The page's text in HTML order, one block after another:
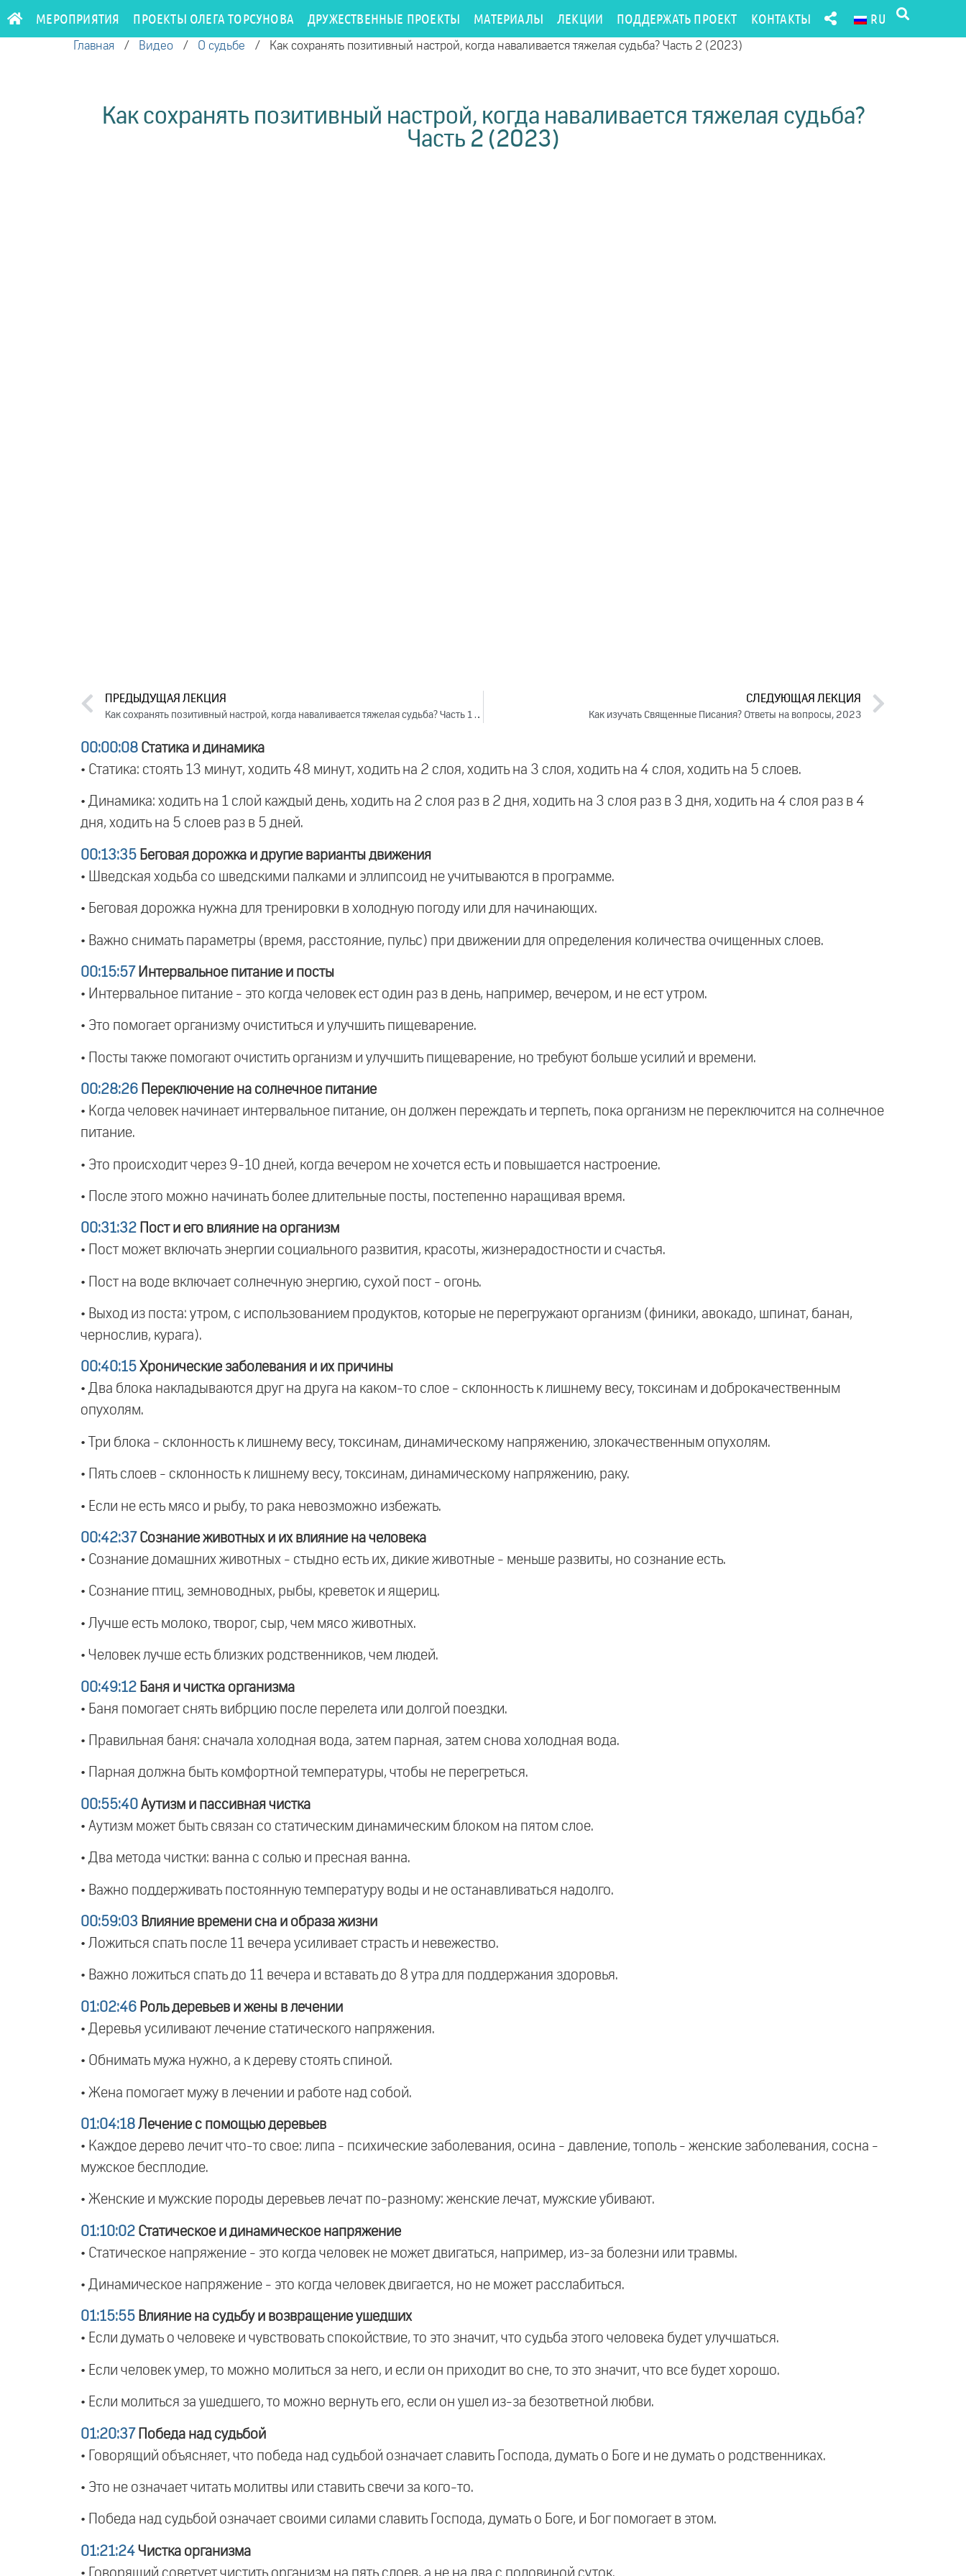
МЕРОПРИЯТИЯ ПРОЕКТЫ ОЛЕГА ТОРСУНОВА ДРУЖЕСТВЕННЫЕ ПРОЕКТЫ МАТЕРИАЛЫ ЛЕКЦИИ ПОДДЕРЖАТЬ ПРОЕКТ КОНТАКТЫ RU
Главная / Видео / О судьбе / Как сохранять позитивный настрой, когда наваливается тяжелая судьба? Часть 2 (2023)
Как сохранять позитивный настрой, когда наваливается тяжелая судьба?
Часть 2 (2023)
ПРЕДЫДУЩАЯ ЛЕКЦИЯ
Как сохранять позитивный настрой, когда наваливается тяжелая судьба? Часть 1 (2023)
СЛЕДУЮЩАЯ ЛЕКЦИЯ
Как изучать Священные Писания? Ответы на вопросы, 2023
00:00:08 Статика и динамика
• Статика: стоять 13 минут, ходить 48 минут, ходить на 2 слоя, ходить на 3 слоя, ходить на 4 слоя, ходить на 5 слоев.
• Динамика: ходить на 1 слой каждый день, ходить на 2 слоя раз в 2 дня, ходить на 3 слоя раз в 3 дня, ходить на 4 слоя раз в 4
дня, ходить на 5 слоев раз в 5 дней.
00:13:35 Беговая дорожка и другие варианты движения
• Шведская ходьба со шведскими палками и эллипсоид не учитываются в программе.
• Беговая дорожка нужна для тренировки в холодную погоду или для начинающих.
• Важно снимать параметры (время, расстояние, пульс) при движении для определения количества очищенных слоев.
00:15:57 Интервальное питание и посты
• Интервальное питание - это когда человек ест один раз в день, например, вечером, и не ест утром.
• Это помогает организму очиститься и улучшить пищеварение.
• Посты также помогают очистить организм и улучшить пищеварение, но требуют больше усилий и времени.
00:28:26 Переключение на солнечное питание
• Когда человек начинает интервальное питание, он должен переждать и терпеть, пока организм не переключится на солнечное
питание.
• Это происходит через 9-10 дней, когда вечером не хочется есть и повышается настроение.
• После этого можно начинать более длительные посты, постепенно наращивая время.
00:31:32 Пост и его влияние на организм
• Пост может включать энергии социального развития, красоты, жизнерадостности и счастья.
• Пост на воде включает солнечную энергию, сухой пост - огонь.
• Выход из поста: утром, с использованием продуктов, которые не перегружают организм (финики, авокадо, шпинат, банан,
чернослив, курага).
00:40:15 Хронические заболевания и их причины
• Два блока накладываются друг на друга на каком-то слое - склонность к лишнему весу, токсинам и доброкачественным
опухолям.
• Три блока - склонность к лишнему весу, токсинам, динамическому напряжению, злокачественным опухолям.
• Пять слоев - склонность к лишнему весу, токсинам, динамическому напряжению, раку.
• Если не есть мясо и рыбу, то рака невозможно избежать.
00:42:37 Сознание животных и их влияние на человека
• Сознание домашних животных - стыдно есть их, дикие животные - меньше развиты, но сознание есть.
• Сознание птиц, земноводных, рыбы, креветок и ящериц.
• Лучше есть молоко, творог, сыр, чем мясо животных.
• Человек лучше есть близких родственников, чем людей.
00:49:12 Баня и чистка организма
• Баня помогает снять вибрцию после перелета или долгой поездки.
• Правильная баня: сначала холодная вода, затем парная, затем снова холодная вода.
• Парная должна быть комфортной температуры, чтобы не перегреться.
00:55:40 Аутизм и пассивная чистка
• Аутизм может быть связан со статическим динамическим блоком на пятом слое.
• Два метода чистки: ванна с солью и пресная ванна.
• Важно поддерживать постоянную температуру воды и не останавливаться надолго.
00:59:03 Влияние времени сна и образа жизни
• Ложиться спать после 11 вечера усиливает страсть и невежество.
• Важно ложиться спать до 11 вечера и вставать до 8 утра для поддержания здоровья.
01:02:46 Роль деревьев и жены в лечении
• Деревья усиливают лечение статического напряжения.
• Обнимать мужа нужно, а к дереву стоять спиной.
• Жена помогает мужу в лечении и работе над собой.
01:04:18 Лечение с помощью деревьев
• Каждое дерево лечит что-то свое: липа - психические заболевания, осина - давление, тополь - женские заболевания, сосна -
мужское бесплодие.
• Женские и мужские породы деревьев лечат по-разному: женские лечат, мужские убивают.
01:10:02 Статическое и динамическое напряжение
• Статическое напряжение - это когда человек не может двигаться, например, из-за болезни или травмы.
• Динамическое напряжение - это когда человек двигается, но не может расслабиться.
01:15:55 Влияние на судьбу и возвращение ушедших
• Если думать о человеке и чувствовать спокойствие, то это значит, что судьба этого человека будет улучшаться.
• Если человек умер, то можно молиться за него, и если он приходит во сне, то это значит, что все будет хорошо.
• Если молиться за ушедшего, то можно вернуть его, если он ушел из-за безответной любви.
01:20:37 Победа над судьбой
• Говорящий объясняет, что победа над судьбой означает славить Господа, думать о Боге и не думать о родственниках.
• Это не означает читать молитвы или ставить свечи за кого-то.
• Победа над судьбой означает своими силами славить Господа, думать о Боге, и Бог помогает в этом.
01:21:24 Чистка организма
• Говорящий советует чистить организм на пять слоев, а не на два с половиной суток.